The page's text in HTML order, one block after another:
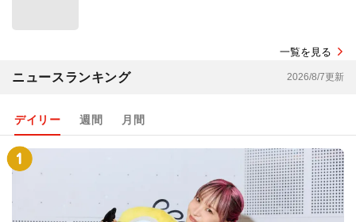
一覧を見る
ニュースランキング 2026/8/7更新
デイリー 週間 月間